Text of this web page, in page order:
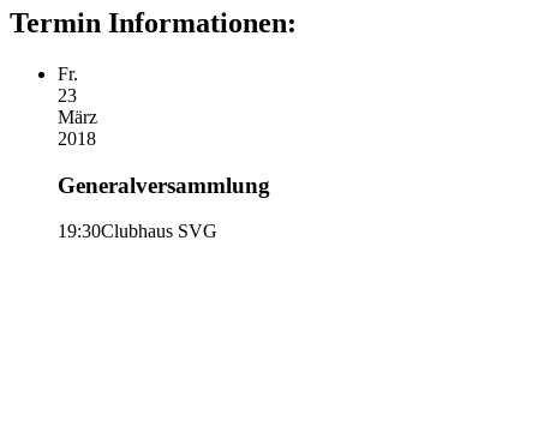
Termin Informationen:
Fr.
23
März
2018
Generalversammlung
19:30Clubhaus SVG